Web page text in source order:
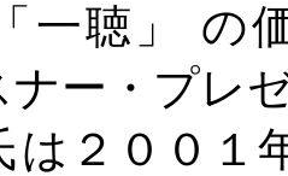
一聴」 の
ナー・プレ
は２００１